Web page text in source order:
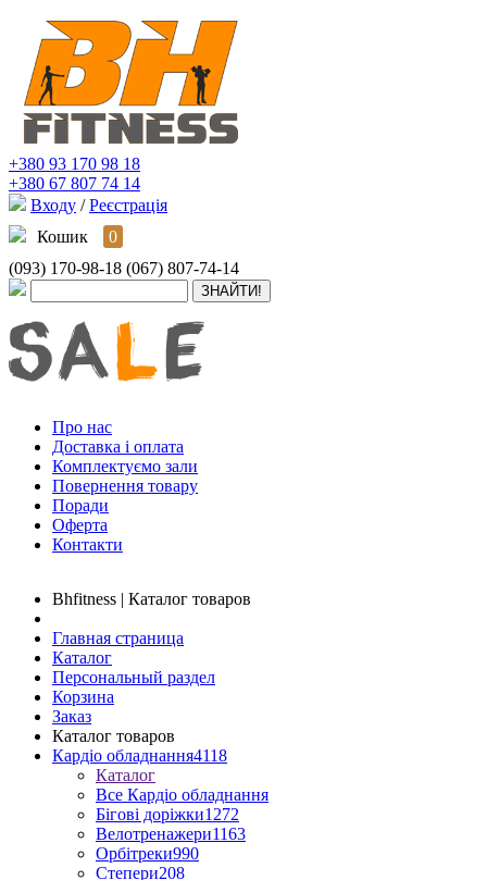
+380 93 170 98 18
+380 67 807 74 14
Входу / Реєстрація
Кошик
0
(093) 170-98-18 (067) 807-74-14
Про нас
Доставка і оплата
Комплектуємо зали
Повернення товару
Поради
Оферта
Контакти
Bhfitness | Каталог товаров
Главная страница
Каталог
Персональный раздел
Корзина
Заказ
Каталог товаров
Кардіо обладнання4118
Каталог
Все Кардіо обладнання
Бігові доріжки1272
Велотренажери1163
Орбітреки990
Степери208